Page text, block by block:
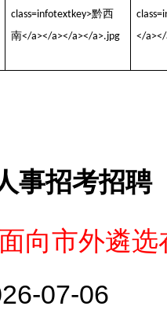
事招考招聘
向市外遴
07-06